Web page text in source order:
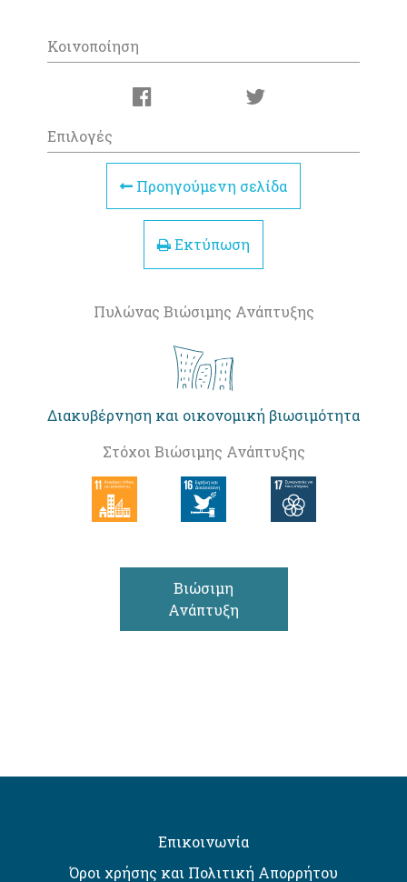
Κοινοποίηση
Επιλογές
Προηγούμενη σελίδα
Εκτύπωση
Πυλώνας Βιώσιμης Ανάπτυξης
Διακυβέρνηση και οικονομική βιωσιμότητα
Στόχοι Βιώσιμης Ανάπτυξης
Βιώσιμη
Ανάπτυξη
Επικοινωνία
Όροι χρήσης και Πολιτική Απορρήτου